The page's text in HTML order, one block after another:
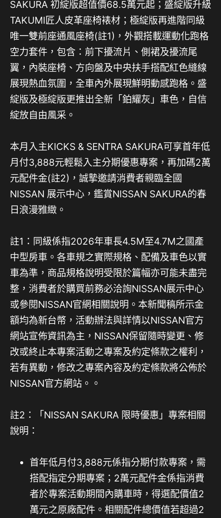
SAKURA 初綻版超值價68.5萬元起；盛綻版升級
TAKUMI匠人皮革座椅裱材；極綻版再進階同級
唯一雙前座通風座椅(註1)，外觀搭載運動化跑格
空力套件，包含：前下擾流片、側裙及擾流尾
翼，內裝座椅、方向盤及中央扶手搭配紅色縫線
展現熱血氛圍，全車內外展現鮮明動感跑格。盛
綻版及極綻版更推出全新「鉑耀灰」車色，自信
綻放自由風采。
本月入主KICKS & SENTRA SAKURA可享首年低
月付3,888元輕鬆入主分期優惠專案，再加碼2萬
元配件金(註2)，誠摯邀請消費者親臨全國
NISSAN 展示中心，鑑賞NISSAN SAKURA的春
日浪漫雅緻。
註1：同級係指2026年車長4.5M至4.7M之國產
中型房車。各車規之實際規格、配備及車色以實
車為準，商品規格說明受限於篇幅亦可能未盡完
整，消費者於購買前務必洽詢NISSAN展示中心
或參閱NISSAN官網相關說明。本新聞稿所示金
額均為新台幣，活動辦法與詳情以NISSAN官方
網站宣佈資訊為主，NISSAN保留隨時變更、修
改或終止本專案活動之專案及約定條款之權利，
若有異動，修改之專案內容及約定條款將公佈於
NISSAN官方網站。。
註2：「NISSAN SAKURA 限時優惠」專案相關
說明：
首年低月付3,888元係指分期付款專案，需
搭配指定分期專案；2萬元配件金係指消費
者於專案活動期間內購車時，得選配價值2
萬元之原廠配件。相關配件總價值若超過2